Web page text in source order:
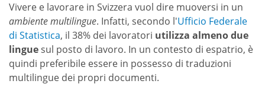
Vivere e lavorare in Svizzera vuol dire muoversi in un
ambiente multilingue. Infatti, secondo l'Ufficio Federale
di Statistica, il 38% dei lavoratori utilizza almeno due
linguesul posto di lavoro. In un contesto di espatrio, è
quindi preferibile essere in possesso di traduzioni
multilingue dei propri documenti.